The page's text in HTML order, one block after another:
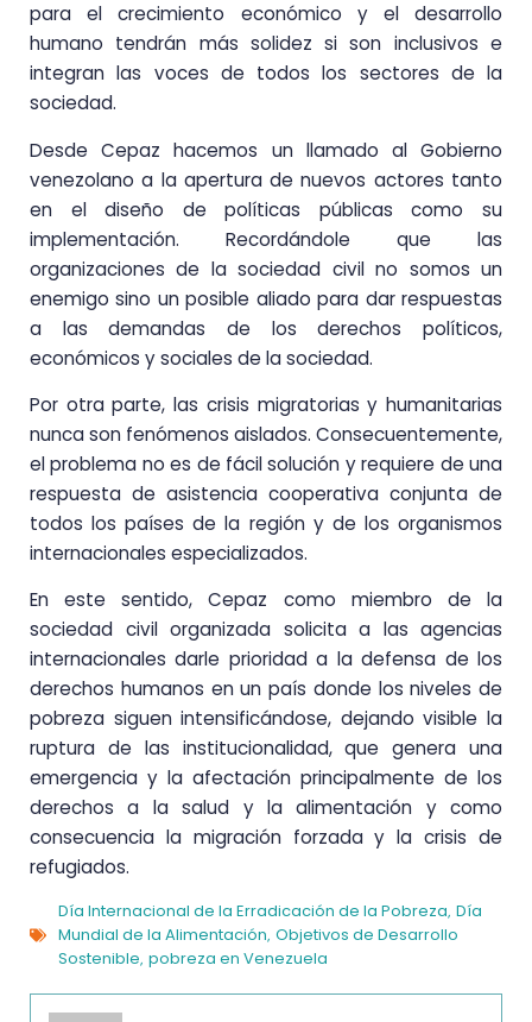
para el crecimiento económico y el desarrollo
humano tendrán más solidez si son inclusivos e
integran las voces de todos los sectores de la
sociedad.
Desde Cepaz hacemos un llamado al Gobierno
venezolano a la apertura de nuevos actores tanto
en el diseño de políticas públicas como su
implementación. Recordándole que las
organizaciones de la sociedad civil no somos un
enemigo sino un posible aliado para dar respuestas
a las demandas de los derechos políticos,
económicos y sociales de la sociedad.
Por otra parte, las crisis migratorias y humanitarias
nunca son fenómenos aislados. Consecuentemente,
el problema no es de fácil solución y requiere de una
respuesta de asistencia cooperativa conjunta de
todos los países de la región y de los organismos
internacionales especializados.
En este sentido, Cepaz como miembro de la
sociedad civil organizada solicita a las agencias
internacionales darle prioridad a la defensa de los
derechos humanos en un país donde los niveles de
pobreza siguen intensificándose, dejando visible la
ruptura de las institucionalidad, que genera una
emergencia y la afectación principalmente de los
derechos a la salud y la alimentación y como
consecuencia la migración forzada y la crisis de
refugiados.
Día Internacional de la Erradicación de la Pobreza, Día
Mundial de la Alimentación, Objetivos de Desarrollo
Sostenible, pobreza en Venezuela